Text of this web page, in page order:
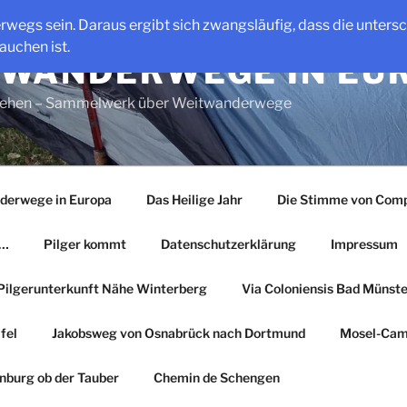
sein. Daraus ergibt sich zwangsläufig, dass die
ist.
IN
– Sammelwerk über Weitwanderwege
in Europa Das Heilige Jahr Die Stimme von
Pilger kommt Datenschutzerklärung Impressum
Nähe Winterberg Via Coloniensis Bad
Jakobsweg von Osnabrück nach Dortmund Mosel-
ob der Tauber Chemin de Schengen